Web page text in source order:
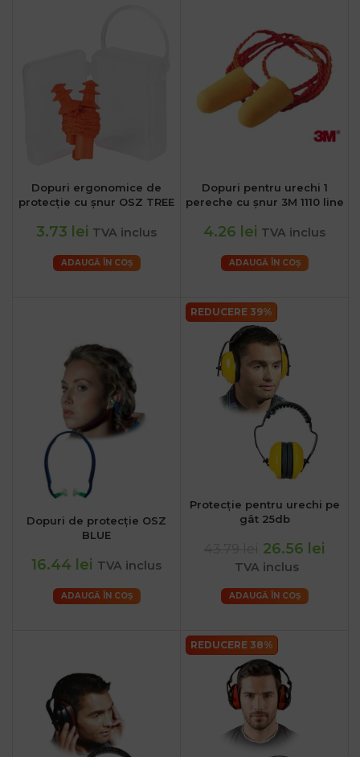
Dopuri ergonomice de
protecție cu șnur OSZ TREE
3.73 lei TVA inclus
ADAUGĂ ÎN COȘ
Dopuri pentru urechi 1
pereche cu șnur 3M 1110 line
4.26 lei TVA inclus
ADAUGĂ ÎN COȘ
Dopuri de protecție OSZ
BLUE
16.44 lei TVA inclus
ADAUGĂ ÎN COȘ
REDUCERE 39%
Protecție pentru urechi pe
gât 25db
26.56 lei
TVA inclus
ADAUGĂ ÎN COȘ
REDUCERE 38%